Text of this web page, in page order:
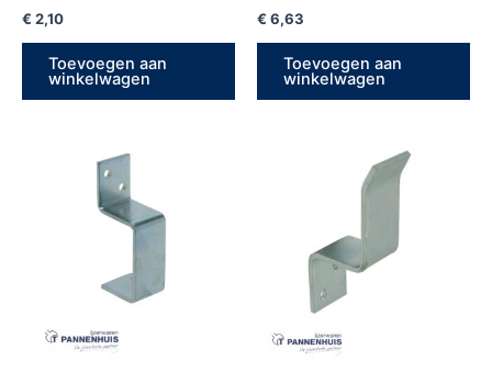
€ 2,10
Toevoegen aan
winkelwagen
€ 6,63
Toevoegen aan
winkelwagen